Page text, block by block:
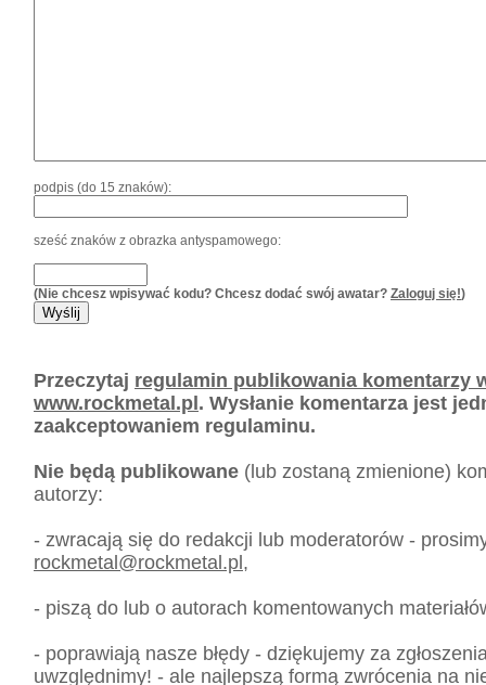
podpis (do 15 znaków):
sześć znaków z obrazka antyspamowego:
(Nie chcesz wpisywać kodu? Chcesz dodać swój awatar? Zaloguj się!)
Przeczytaj regulamin publikowania komentarzy
www.rockmetal.pl. Wysłanie komentarza jest
zaakceptowaniem regulaminu.
Nie będą publikowane (lub zostaną zmienione)
autorzy:
- zwracają się do redakcji lub moderatorów -
rockmetal@rockmetal.pl,
- piszą do lub o autorach komentowanych
- poprawiają nasze błędy - dziękujemy za
uwzględnimy! - ale najlepszą formą zwrócenia na